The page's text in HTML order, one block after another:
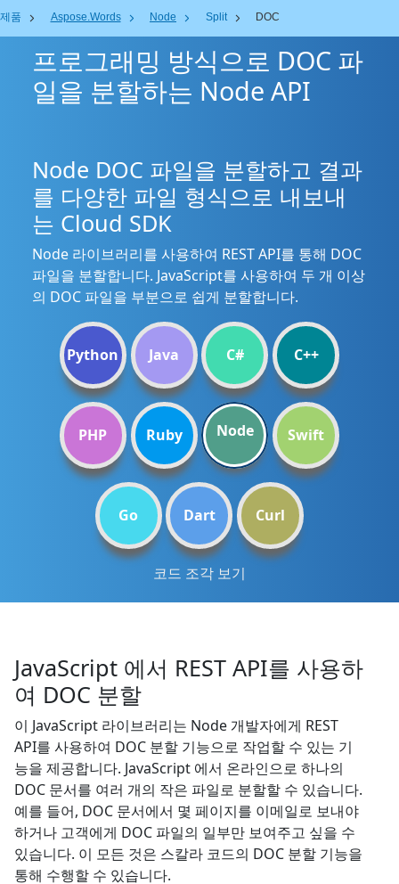
제품 Aspose.Words Node Split DOC
프로그래밍 방식으로 DOC 파
일을 분할하는 Node API
Node DOC 파일을 분할하고 결과
를 다양한 파일 형식으로 내보내
는 Cloud SDK
Node 라이브러리를 사용하여 REST API를 통해 DOC
파일을 분할합니다. JavaScript를 사용하여 두 개 이상
의 DOC 파일을 부분으로 쉽게 분할합니다.
Python Java C# C++
PHP Ruby Node Swift
Go Dart Curl
코드 조각 보기
JavaScript 에서 REST API를 사용하
여 DOC 분할
이 JavaScript 라이브러리는 Node 개발자에게 REST
API를 사용하여 DOC 분할 기능으로 작업할 수 있는 기
능을 제공합니다. JavaScript 에서 온라인으로 하나의
DOC 문서를 여러 개의 작은 파일로 분할할 수 있습니다.
예를 들어, DOC 문서에서 몇 페이지를 이메일로 보내야
하거나 고객에게 DOC 파일의 일부만 보여주고 싶을 수
있습니다. 이 모든 것은 스칼라 코드의 DOC 분할 기능을
통해 수행할 수 있습니다.